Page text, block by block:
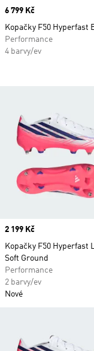
Price
2 199 Kč
Kopačky F50 Hyperfast
Soft Ground
Performance
2 barvy/ev
Nové
Price
6 799 Kč
Kopačky F50 Hyperfast
Performance
4 barvy/ev